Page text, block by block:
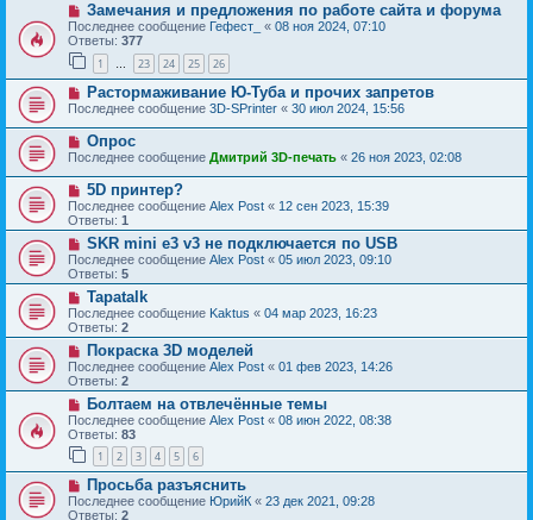
Замечания и предложения по работе сайта и форума
Последнее сообщение Гефест_ « 08 ноя 2024, 07:10
Ответы: 377
1 … 23 24 25 26
Растормаживание Ю-Туба и прочих запретов
Последнее сообщение 3D-SPrinter « 30 июл 2024, 15:56
Опрос
Последнее сообщение Дмитрий 3D-печать « 26 ноя 2023, 02:08
5D принтер?
Последнее сообщение Alex Post « 12 сен 2023, 15:39
Ответы: 1
SKR mini e3 v3 не подключается по USB
Последнее сообщение Alex Post « 05 июл 2023, 09:10
Ответы: 5
Tapatalk
Последнее сообщение Kaktus « 04 мар 2023, 16:23
Ответы: 2
Покраска 3D моделей
Последнее сообщение Alex Post « 01 фев 2023, 14:26
Ответы: 2
Болтаем на отвлечённые темы
Последнее сообщение Alex Post « 08 июн 2022, 08:38
Ответы: 83
1 2 3 4 5 6
Просьба разъяснить
Последнее сообщение ЮрийК « 23 дек 2021, 09:28
Ответы: 2